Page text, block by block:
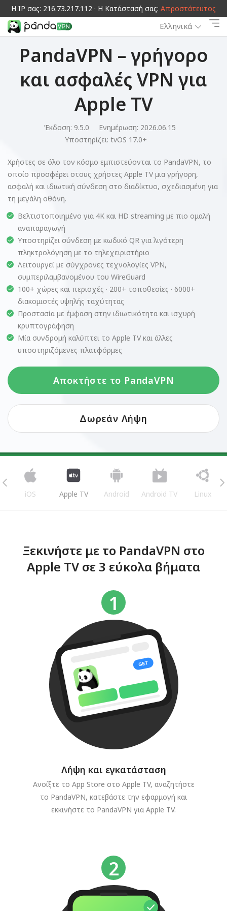
Η IP σας: 216.73.217.112 · Η Κατάστασή σας: Απροστάτευτος
Ελληνικά
PandaVPN – γρήγορο
και ασφαλές VPN για
Apple TV
Έκδοση: 9.5.0
Ενημέρωση: 2026.06.15
Υποστηρίζει: tvOS 17.0+
Χρήστες σε όλο τον κόσμο εμπιστεύονται το PandaVPN, το
οποίο προσφέρει στους χρήστες Apple TV μια γρήγορη,
ασφαλή και ιδιωτική σύνδεση στο διαδίκτυο, σχεδιασμένη για
τη μεγάλη οθόνη.
Βελτιστοποιημένο για 4K και HD streaming με πιο ομαλή
αναπαραγωγή
Υποστηρίζει σύνδεση με κωδικό QR για λιγότερη
πληκτρολόγηση με το τηλεχειριστήριο
Λειτουργεί με σύγχρονες τεχνολογίες VPN,
συμπεριλαμβανομένου του WireGuard
100+ χώρες και περιοχές · 200+ τοποθεσίες · 6000+
διακομιστές υψηλής ταχύτητας
Προστασία με έμφαση στην ιδιωτικότητα και ισχυρή
κρυπτογράφηση
Μία συνδρομή καλύπτει το Apple TV και άλλες
υποστηριζόμενες πλατφόρμες
Αποκτήστε το PandaVPN
Δωρεάν Λήψη
iOS Apple TV Android Android TV Linux
Ξεκινήστε με το PandaVPN στο
Apple TV σε 3 εύκολα βήματα
Λήψη και εγκατάσταση
Ανοίξτε το App Store στο Apple TV, αναζητήστε
το PandaVPN, κατεβάστε την εφαρμογή και
εκκινήστε το PandaVPN για Apple TV.